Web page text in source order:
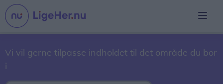
Vi vil gerne tilpasse indholdet til det område du bor
i